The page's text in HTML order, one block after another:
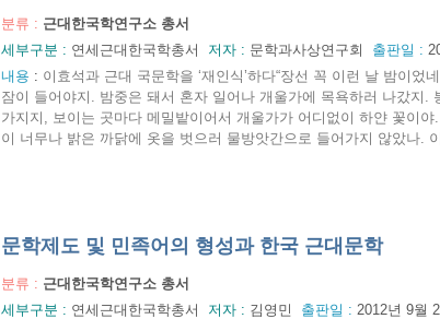
분류 : 근대한국학연구소 총서
세부구분 : 연세근대한국학총서 저자 : 문학과사상연구회 출판일 :
내용 : 이효석과 근대 국문학을 ‘재인식’하다“장선 꼭 이런 날 밤이었
잠이 들어야지. 밤중은 돼서 혼자 일어나 개울가에 목욕하러 나갔지.
가지지, 보이는 곳마다 메밀밭이어서 개울가가 어디없이 하얀 꽃이
이 너무나 밝은 까닭에 옷을 벗으러 물방앗간으로 들어가지 않았나.
문학제도 및 민족어의 형성과 한국 근대문학
분류 : 근대한국학연구소 총서
세부구분 : 연세근대한국학총서 저자 : 김영민 출판일 : 2012년 9월